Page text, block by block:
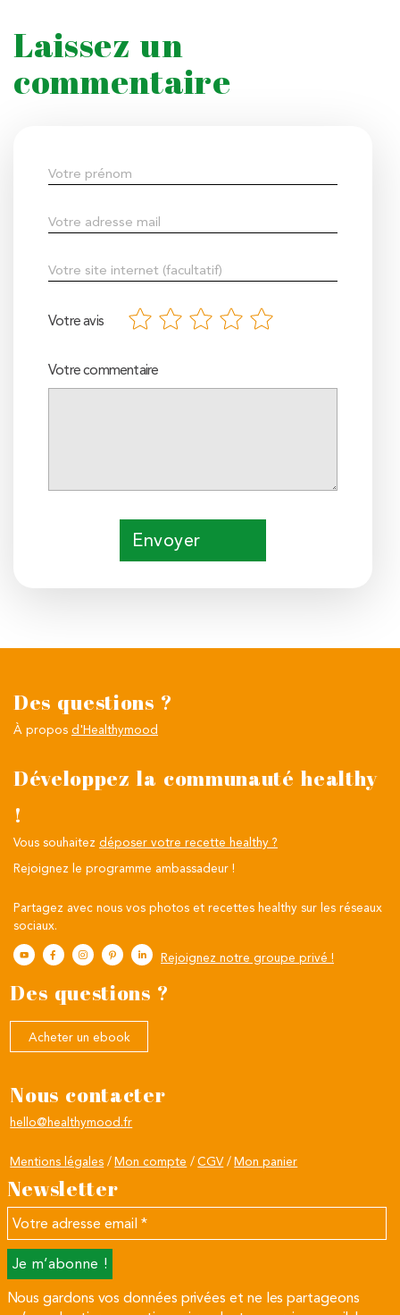
Laissez un
commentaire
Votre avis
Votre commentaire
Envoyer
Des questions ?
À propos d'Healthymood
Développez la communauté healthy
!
Vous souhaitez déposer votre recette healthy ?
Rejoignez le programme ambassadeur !
Partagez avec nous vos photos et recettes healthy sur les réseaux
sociaux.
Rejoignez notre groupe privé !
Des questions ?
Acheter un ebook
Nous contacter
hello@healthymood.fr
Mentions légales Mon compte CGV Mon panier
Newsletter
Votre
adresse
email
Nous gardons vos données privées et ne les partageons